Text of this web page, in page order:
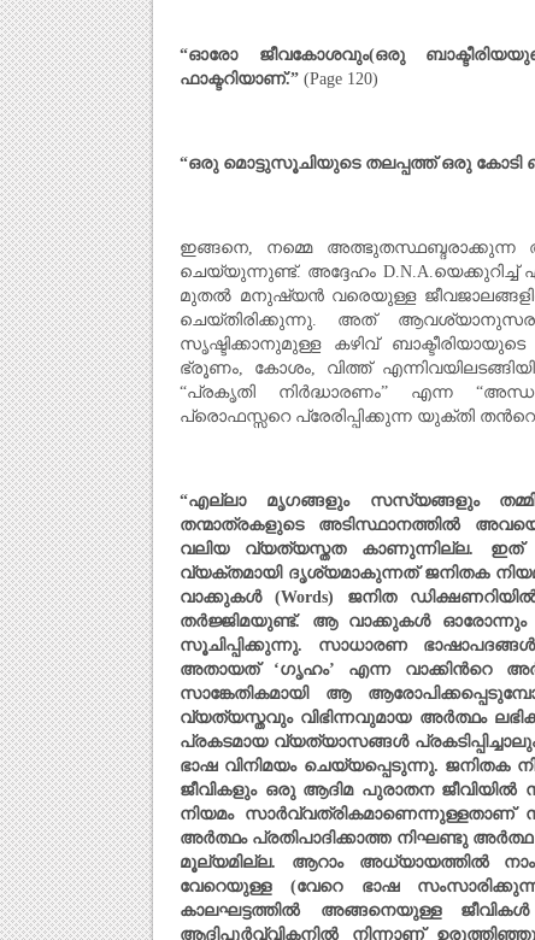
“ഓരോ ജീവകോശവും(ഒരു
ഫാക്ടറിയാണ്.” (Page 120)
“ഒരു മൊട്ടുസൂചിയുടെ തലപ്പത്ത് ഒരു കോടി
ഇങ്ങനെ, നമ്മെ
ചെയ്യുന്നുണ്ട്. അദ്ദേഹം
മുതല്‍ മനുഷ്യന്‍ വരെയുള്ള
ചെയ്തിരിക്കുന്നു. അത്
സൃഷ്ടിക്കാനുമുള്ള കഴിവ്‌
ഭ്രൂണം, കോശം, വിത്ത്‌
“പ്രകൃതി നിര്‍ദ്ധാരണം” എന്ന
പ്രൊഫസ്സറെ പ്രേരിപ്പിക്കുന്ന യുക്തി തന്‍റെ
“എല്ലാ മൃഗങ്ങളും സസ്യങ്ങളും
തന്മാത്രകളുടെ അടിസ്ഥാനത്തില്‍
വലിയ വ്യത്യസ്തത കാണുന്നില്ല.
വ്യക്തമായി ദൃശ്യമാകുന്നത് ജനിതക
വാക്കുകള്‍ (Words) ജനിത
തര്‍ജ്ജിമയുണ്ട്. ആ വാക്കുകള്‍ ഓരോന്നും
സൂചിപ്പിക്കുന്നു. സാധാരണ
അതായത് ‘ഗൃഹം’ എന്ന വാക്കിന്‍റെ
സാങ്കേതികമായി ആ
വ്യത്യസ്തവും വിഭിന്നവുമായ അര്‍ത്ഥം
പ്രകടമായ വ്യത്യാസങ്ങള്‍
ഭാഷ വിനിമയം ചെയ്യപ്പെടുന്നു. ജനിതക
ജീവികളും ഒരു ആദിമ പുരാതന
നിയമം സാര്‍വ്വത്രികമാണെന്നുള്ളതാണ്
അര്‍ത്ഥം പ്രതിപാദിക്കാത്ത നിഘണ്ടു
മൂല്യമില്ല. ആറാം അധ്യായത്തില്‍
വേറെയുള്ള (വേറെ ഭാഷ
കാലഘട്ടത്തില്‍ അങ്ങനെയുള്ള
ആദിപൂര്‍വ്വികനില്‍ നിന്നാണ് ഉരുത്തിഞ്ഞു